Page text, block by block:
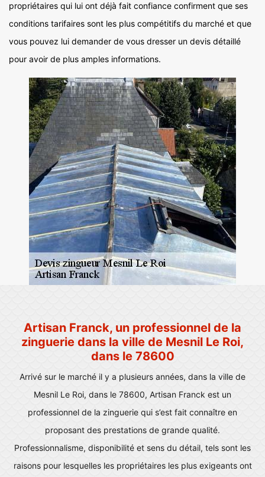
propriétaires qui lui ont déjà fait confiance confirment que ses
conditions tarifaires sont les plus compétitifs du marché et que
vous pouvez lui demander de vous dresser un devis détaillé
pour avoir de plus amples informations.
Artisan Franck, un professionnel de la
zinguerie dans la ville de Mesnil Le Roi,
dans le 78600
Arrivé sur le marché il y a plusieurs années, dans la ville de
Mesnil Le Roi, dans le 78600, Artisan Franck est un
professionnel de la zinguerie qui s’est fait connaître en
proposant des prestations de grande qualité.
Professionnalisme, disponibilité et sens du détail, tels sont les
raisons pour lesquelles les propriétaires les plus exigeants ont